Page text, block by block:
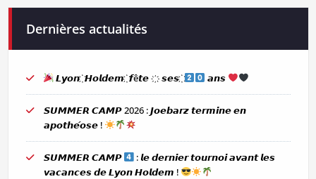
Dernières actualités
𝙇𝙮𝙤𝙣 ҉ 𝙃𝙤𝙡𝙙𝙚𝙢 ҉ 𝙛ê𝙩𝙚 ҉ 𝙨𝙚𝙨 ҉ 𝙖𝙣𝙨
𝙎𝙐𝙈𝙈𝙀𝙍 𝘾𝘼𝙈𝙋 2026 : 𝙅𝙤𝙚𝙗𝙖𝙧𝙯 𝙩𝙚𝙧𝙢𝙞𝙣𝙚 𝙚𝙣
𝙖𝙥𝙤𝙩𝙝𝙚́𝙤𝙨𝙚 !
𝙎𝙐𝙈𝙈𝙀𝙍 𝘾𝘼𝙈𝙋
: 𝙡𝙚 𝙙𝙚𝙧𝙣𝙞𝙚𝙧 𝙩𝙤𝙪𝙧𝙣𝙤𝙞 𝙖𝙫𝙖𝙣𝙩 𝙡𝙚𝙨
𝙫𝙖𝙘𝙖𝙣𝙘𝙚𝙨 𝙙𝙚 𝙇𝙮𝙤𝙣 𝙃𝙤𝙡𝙙𝙚𝙢 !